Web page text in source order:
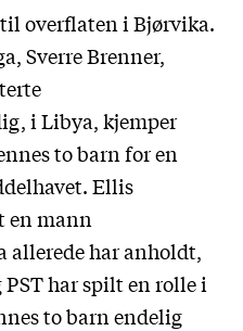
overflaten i Bjørvika.
Sverre Brenner,
i Libya, kjemper
to barn for en
Ellis
en mann
allerede har anholdt,
har spilt en rolle i
to barn endelig